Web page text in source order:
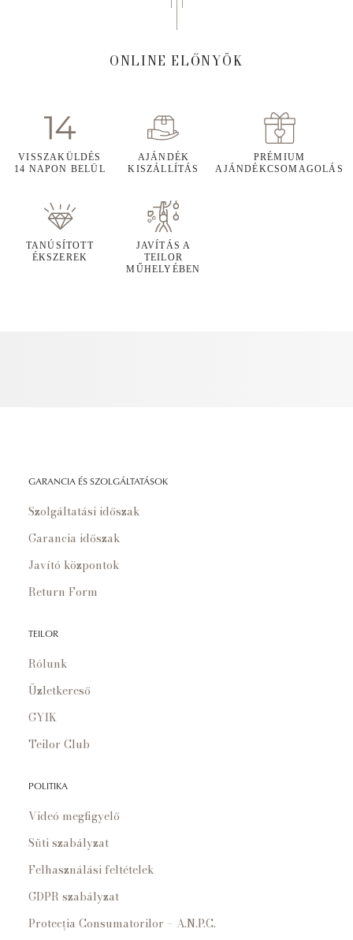
ONLINE ELŐNYÖK
VISSZAKÜLDÉS
14 NAPON BELÜL
AJÁNDÉK
KISZÁLLÍTÁS
PRÉMIUM
AJÁNDÉKCSOMAGOLÁS
TANÚSÍTOTT
ÉKSZEREK
JAVÍTÁS A
TEILOR
MŰHELYÉBEN
GARANCIA ÉS SZOLGÁLTATÁSOK
Szolgáltatási időszak
Garancia időszak
Javító központok
Return Form
TEILOR
Rólunk
Üzletkereső
GYIK
Teilor Club
POLITIKA
Videó megfigyelő
Süti szabályzat
Felhasználási feltételek
GDPR szabályzat
Protecția Consumatorilor – A.N.P.C.